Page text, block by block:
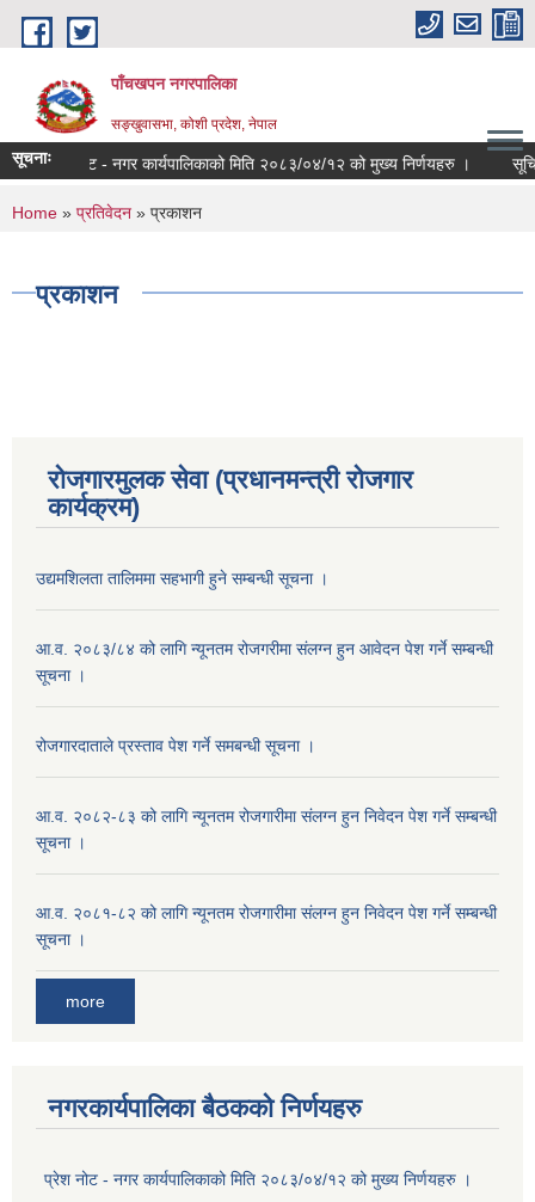
Skip to main content
पाँचखपन नगरपालिका
सङ्खु‍वासभा, कोशी प्रदेश, नेपाल
सूचनाः
प्रेश नोट - नगर कार्यपालिकाको मिति २०८३/०४/१२ को मुख्य निर्णयहरु ।
You are here
Home » प्रतिवेदन » प्रकाशन
प्रकाशन
रोजगारमुलक सेवा (प्रधानमन्त्री रोजगार
कार्यक्रम)
उद्यमशिलता तालिममा सहभागी हुने सम्बन्धी सूचना ।
आ.व. २०८३/८४ को लागि न्यूनतम रोजगरीमा संलग्न हुन आवेदन पेश गर्ने सम्बन्धी
सूचना ।
रोजगारदाताले प्रस्ताव पेश गर्ने समबन्धी सूचना ।
आ.व. २०८२-८३ को लागि न्यूनतम रोजगारीमा संलग्न हुन निवेदन पेश गर्ने सम्बन्धी
सूचना ।
आ.व. २०८१-८२ को लागि न्यूनतम रोजगारीमा संलग्न हुन निवेदन पेश गर्ने सम्बन्धी
सूचना ।
more
नगरकार्यपालिका बैठकको निर्णयहरु
प्रेश नोट - नगर कार्यपालिकाको मिति २०८३/०४/१२ को मुख्य निर्णयहरु ।